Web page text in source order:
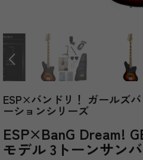
ESP×バンドリ！ ガールズ
ーションシリーズ
ESP×BanG Dream!
モデル 3トーンサン